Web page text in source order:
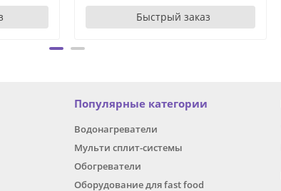
Быстрый заказ
Популярные категории
Водонагреватели
Мульти сплит-системы
Обогреватели
Оборудование для fast food